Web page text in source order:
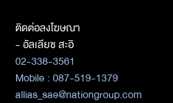
ติดต่อลงโฆษณา
- อัลเลียซ สะอิ
02-338-3561
Mobile : 087-519-1379
allias_sae@nationgroup.com